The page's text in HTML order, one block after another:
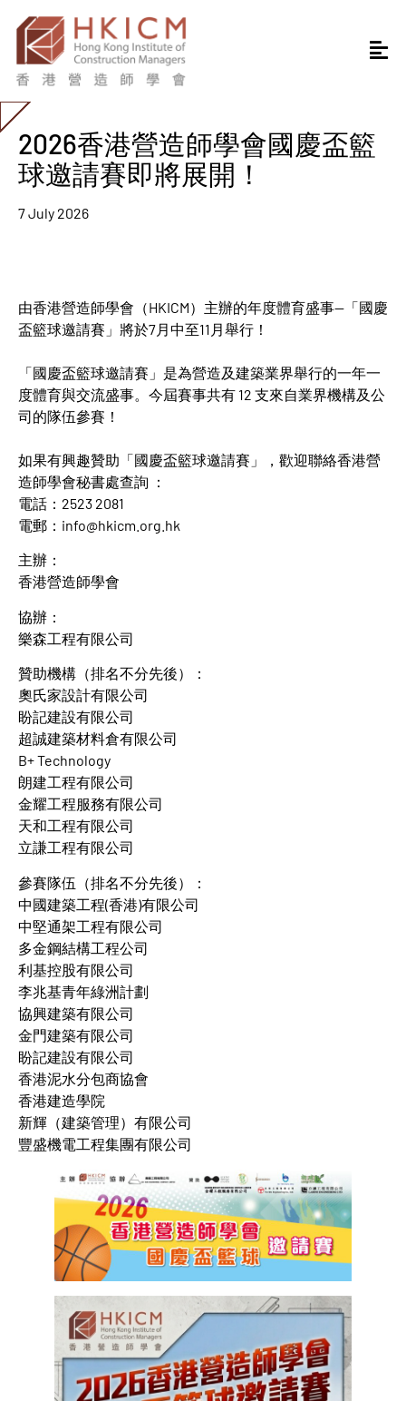
2026香港營造師學會國慶盃籃
球邀請賽即將展開！
7 July 2026
由香港營造師學會（HKICM）主辦的年度體育盛事—「國慶
盃籃球邀請賽」將於7月中至11月舉行！
「國慶盃籃球邀請賽」是為營造及建築業界舉行的一年一
度體育與交流盛事。今屆賽事共有 12 支來自業界機構及公
司的隊伍參賽！
如果有興趣贊助「國慶盃籃球邀請賽」，歡迎聯絡香港營
造師學會秘書處查詢 ：
電話：2523 2081
電郵： info@hkicm.org.hk
主辦：
香港營造師學會
協辦：
樂森工程有限公司
贊助機構（排名不分先後）：
奧氏家設計有限公司
盼記建設有限公司
超誠建築材料倉有限公司
B+ Technology
朗建工程有限公司
金耀工程服務有限公司
天和工程有限公司
立謙工程有限公司
參賽隊伍（排名不分先後）：
中國建築工程(香港)有限公司
中堅通架工程有限公司
多金鋼結構工程公司
利基控股有限公司
李兆基青年綠洲計劃
協興建築有限公司
金門建築有限公司
盼記建設有限公司
香港泥水分包商協會
香港建造學院
新輝（建築管理）有限公司
豐盛機電工程集團有限公司